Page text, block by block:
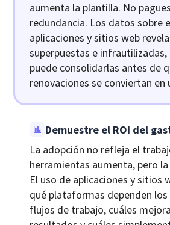
aumenta la plantilla. No
redundancia. Los datos sobre
aplicaciones y sitios web
superpuestas e
puede consolidarlas antes de
renovaciones se conviertan en
Demuestre el ROI del
La adopción no refleja el
herramientas aumenta, pero
El uso de aplicaciones y sitios
qué plataformas dependen los
flujos de trabajo, cuáles